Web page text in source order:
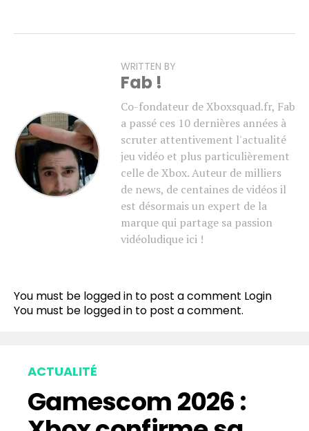
WRITTEN BY
Fab !
Co-fondateur de Xboxsquad.fr, Fab
a passé ces 10 dernières années à
scruter attentivement l'actualité
jeu vidéo et plus particulièrement
celle de Xbox. Auteur de milliers
de news, de centaines de vidéos il
est désormais un expert de la
marque qui partage sa passion
vidéoludique ici !
You must be logged in to post a comment Login
You must be logged in to post a comment.
ACTUALITÉ
Gamescom 2026 :